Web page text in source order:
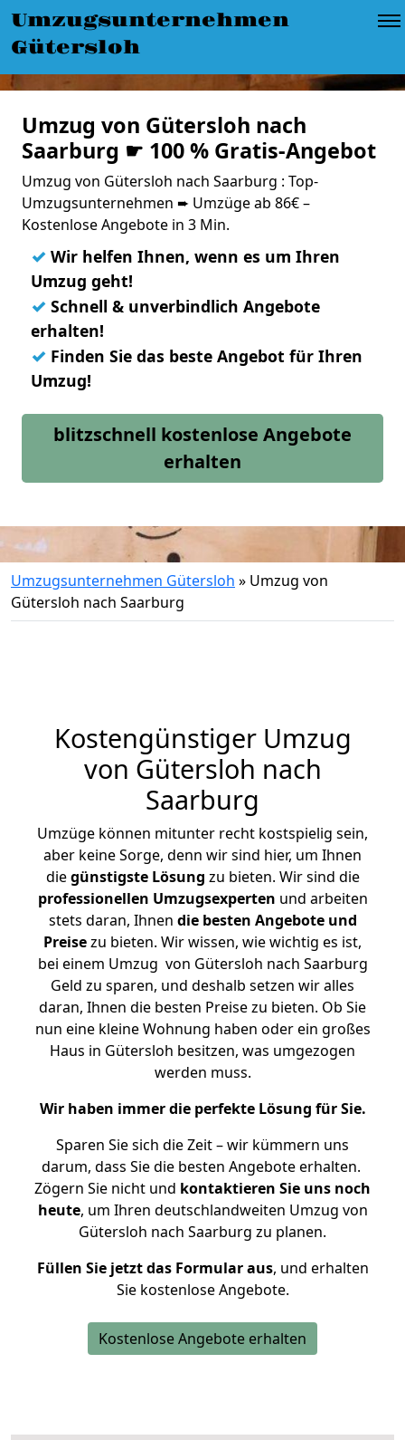
Umzugsunternehmen
Gütersloh
Umzug von Gütersloh nach
Saarburg ☛ 100 % Gratis-Angebot
Umzug von Gütersloh nach Saarburg : Top-
Umzugsunternehmen ➨ Umzüge ab 86€ –
Kostenlose Angebote in 3 Min.
✓ Wir helfen Ihnen, wenn es um Ihren
Umzug geht!
✓ Schnell & unverbindlich Angebote
erhalten!
✓ Finden Sie das beste Angebot für Ihren
Umzug!
blitzschnell kostenlose Angebote
erhalten
Umzugsunternehmen Gütersloh » Umzug von
Gütersloh nach Saarburg
Kostengünstiger Umzug
von Gütersloh nach
Saarburg
Umzüge können mitunter recht kostspielig sein,
aber keine Sorge, denn wir sind hier, um Ihnen
diegünstigste Lösung zu bieten. Wir sind die
professionellen Umzugsexperten und arbeiten
stets daran, Ihnen die besten Angebote und
Preisezu bieten. Wir wissen, wie wichtig es ist,
bei einem Umzug von Gütersloh nach Saarburg
Geld zu sparen, und deshalb setzen wir alles
daran, Ihnen die besten Preise zu bieten. Ob Sie
nun eine kleine Wohnung haben oder ein großes
Haus in Gütersloh besitzen, was umgezogen
werden muss.
Wir haben immer die perfekte Lösung für Sie.
Sparen Sie sich die Zeit – wir kümmern uns
darum, dass Sie die besten Angebote erhalten.
Zögern Sie nicht und kontaktieren Sie uns noch
heute, um Ihren deutschlandweiten Umzug von
Gütersloh nach Saarburg zu planen.
Füllen Sie jetzt das Formular aus, und erhalten
Sie kostenlose Angebote.
Kostenlose Angebote erhalten